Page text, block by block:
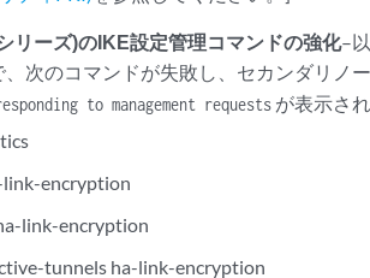
リーズ)のIKE設定管理コマンドの強化–
次のコマンドが失敗し、セカンダリノ
to management requests が表示さ
link-encryption
link-encryption
tunnels ha-link-encryption